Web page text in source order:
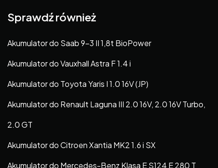
Sprawdź również
Akumulator do Saab 9-3 II 1,8t BioPower
Akumulator do Vauxhall Astra F 1.4 i
Akumulator do Toyota Yaris I 1.0 16V (JP)
Akumulator do Renault Laguna III 2.0 16V, 2.0 16V Turbo,
2.0 GT
Akumulator do Citroen Xantia MK2 1.6 i SX
Akumulator do Mercedes-Benz Klasa E S124 E 280 T